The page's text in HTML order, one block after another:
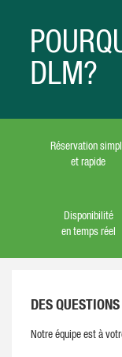
DLM?
Réservation
et rapide
Disponibilité
en temps réel
DES
Notre équipe est à